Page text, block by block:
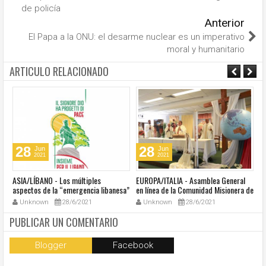
de policía
Anterior
El Papa a la ONU: el desarme nuclear es un imperativo
moral y humanitario
ARTICULO RELACIONADO
28 Jun
2021
ASIA/LÍBANO - Los múltiples
aspectos de la “emergencia libanesa”
al centro de la cumbre eclesial
convocada por el Papa Francisco
Unknown 28/6/2021
28 Jun
2021
EUROPA/ITALIA - Asamblea General
en línea de la Comunidad Misionera de
Villaregia
Unknown 28/6/2021
PUBLICAR UN COMENTARIO
Blogger Facebook